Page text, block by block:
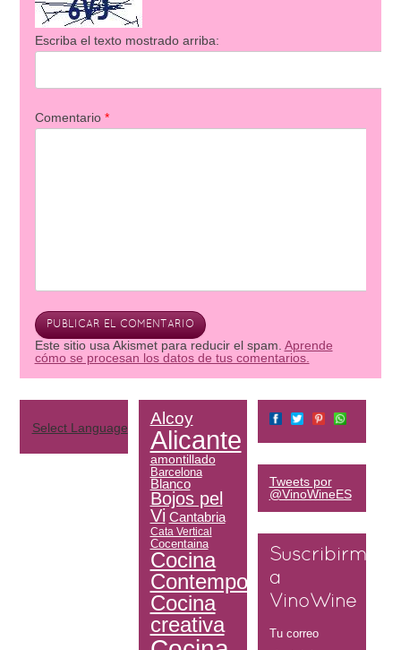
Escriba el texto mostrado arriba:
Comentario *
Este sitio usa Akismet para reducir el spam. Aprende
cómo se procesan los datos de tus comentarios.
Select Language Alcoy
Alicante
amontillado
Barcelona
Blanco
Bojos pel
Vi Cantabria
Cata Vertical
Cocentaina
Cocina
Contemporánea
Cocina
creativa
Tweets por
@VinoWineES
Suscribirme
a
VinoWine
Tu correo